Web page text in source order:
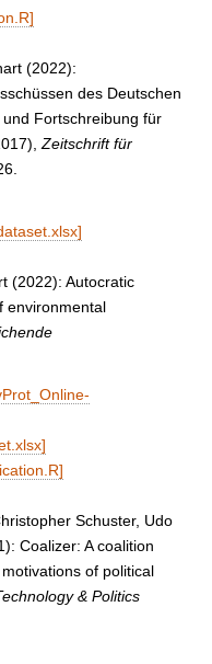
(2022):
des Deutschen
Fortschreibung für
Zeitschrift für
(2022): Autocratic
environmental
Schuster, Udo
Coalizer: A coalition
of political
& Politics